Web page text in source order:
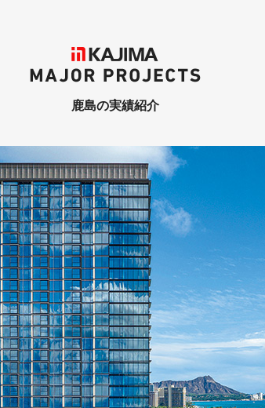
KAJIMA
鹿島の実績紹介